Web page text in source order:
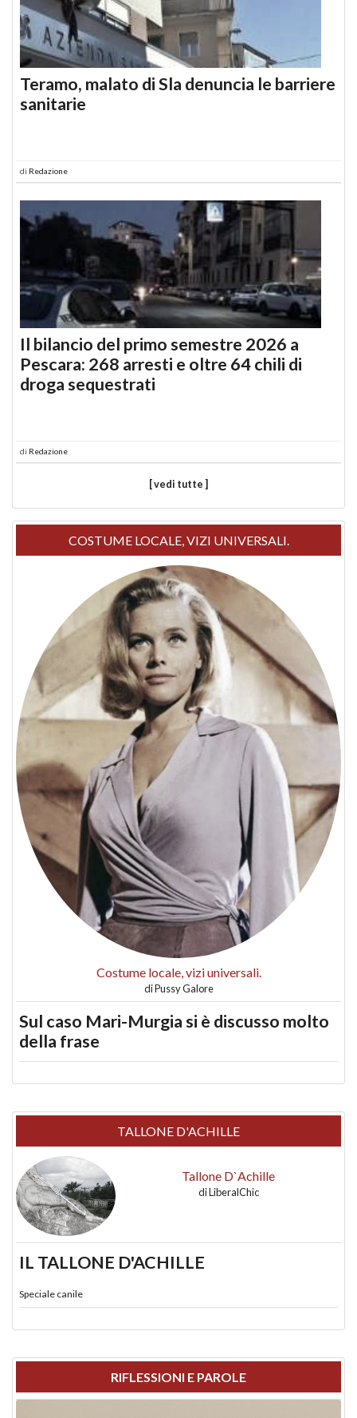
Teramo, malato di Sla denuncia le barriere
sanitarie
di Redazione
Il bilancio del primo semestre 2026 a
Pescara: 268 arresti e oltre 64 chili di
droga sequestrati
di Redazione
[ vedi tutte ]
COSTUME LOCALE, VIZI UNIVERSALI.
Costume locale, vizi universali.
diPussy Galore
Sul caso Mari-Murgia si è discusso molto
della frase
TALLONE D'ACHILLE
Tallone D`Achille
diLiberalChic
IL TALLONE D'ACHILLE
Speciale canile
RIFLESSIONI E PAROLE